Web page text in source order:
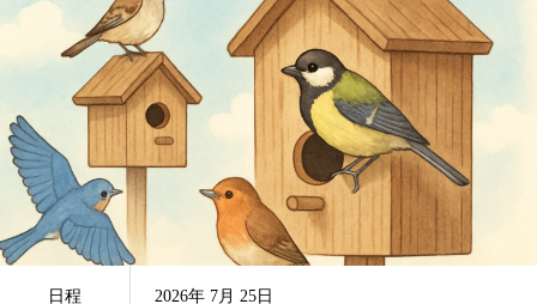
日程 2026年 7月 25日